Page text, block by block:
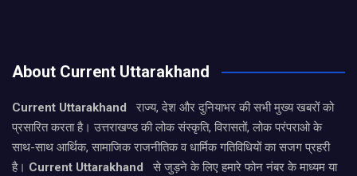
About Current Uttarakhand
Current Uttarakhand
राज्य, देश और दुनियाभर की सभी मुख्य खबरों को
प्रसारित करता है। उत्तराखण्ड की लोक संस्कृति, विरासतों, लोक परंपराओ के
साथ-साथ आर्थिक, सामाजिक राजनीतिक व धार्मिक गतिविधियों का सजग प्रहरी
है। Current Uttarakhand
से जुड़ने के लिए हमारे फोन नंबर के माध्यम या